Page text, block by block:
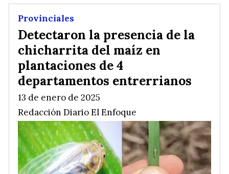
Detectaron la presencia de la
chicharrita del maíz en
plantaciones de 4
departamentos entrerrianos
Redacción Diario El Enfoque
Provinciales
13 de enero de 2025